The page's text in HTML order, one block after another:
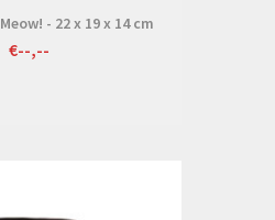
- 22 x 19 x 14 cm
€--,--